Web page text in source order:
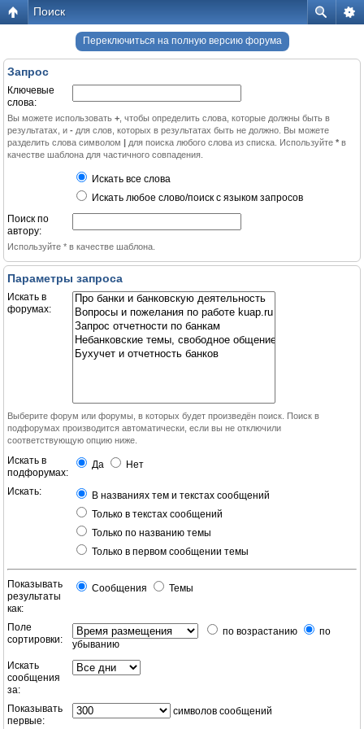
Поиск
Переключиться на полную версию форума
Запрос
Ключевые
слова:
Вы можете использовать + , чтобы определить слова, которые должны быть в
результатах, и - для слов, которых в результатах быть не должно. Вы можете
разделить слова символом | для поиска любого слова из списка. Используйте * в
качестве шаблона для частичного совпадения.
Искать все слова
Искать любое слово/поиск с языком запросов
Поиск по
автору:
Используйте * в качестве шаблона.
Параметры запроса
Искать в
форумах:
Выберите форум или форумы, в которых будет произведён поиск. Поиск в
подфорумах производится автоматически, если вы не отключили
соответствующую опцию ниже.
Искать в
подфорумах:
Да Нет
Искать:
В названиях тем и текстах сообщений
Только в текстах сообщений
Только по названию темы
Только в первом сообщении темы
Показывать
результаты
как:
Сообщения Темы
Поле
сортировки:
по возрастанию
по
убыванию
Искать
сообщения
за:
Показывать
первые:
символов сообщений